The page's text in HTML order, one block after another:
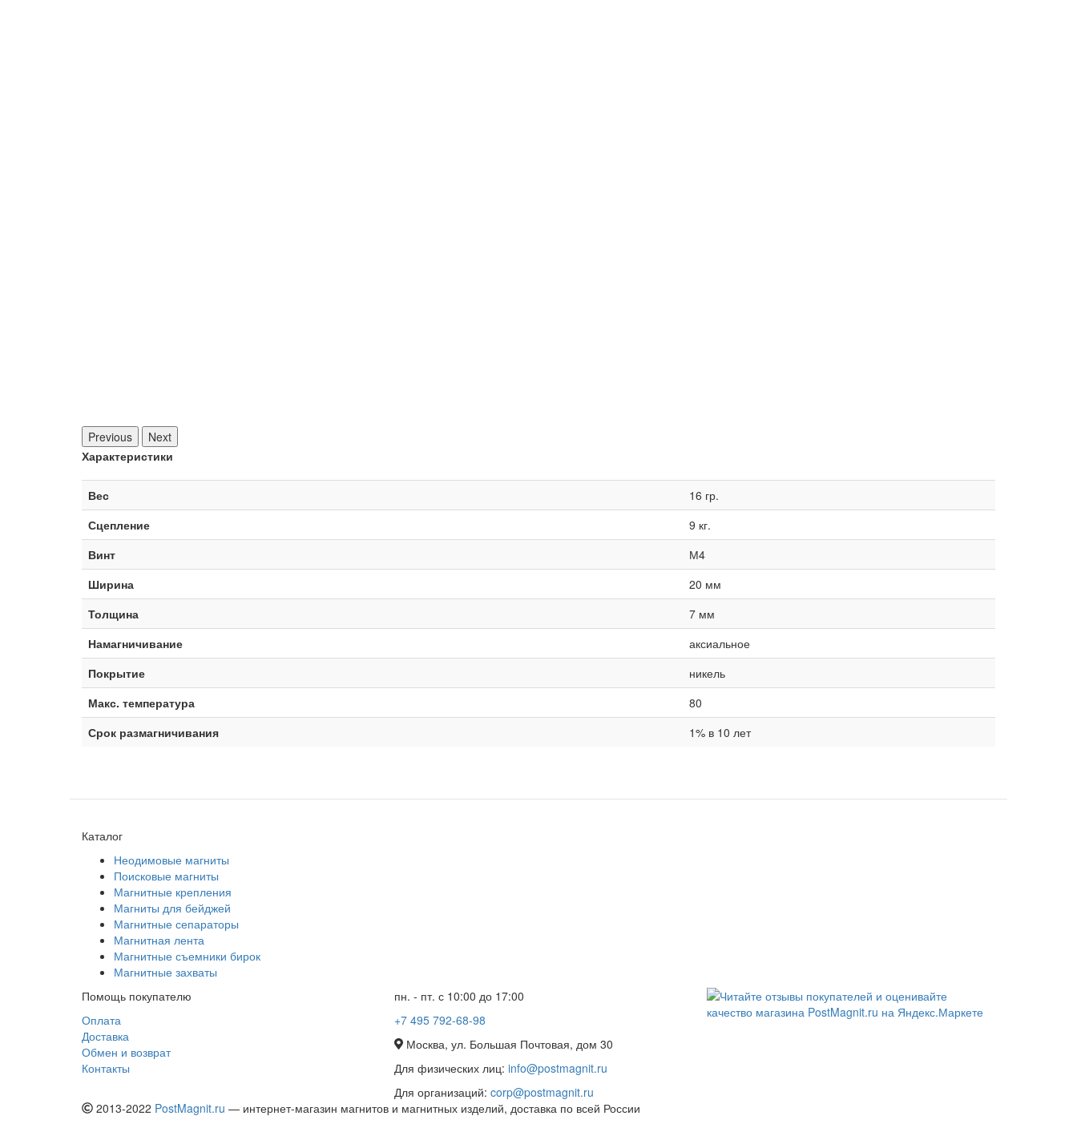
Previous Next
Характеристики
Вес
16 гр.
Сцепление
9 кг.
Винт
М4
Ширина
20 мм
Толщина
7 мм
Намагничивание
аксиальное
Покрытие
никель
Макс. температура
80
Срок размагничивания
1% в 10 лет
Каталог
Неодимовые магниты
Поисковые магниты
Магнитные крепления
Магниты для бейджей
Магнитные сепараторы
Магнитная лента
Магнитные съемники бирок
Магнитные захваты
Помощь покупателю
Оплата
Доставка
Обмен и возврат
Контакты
пн. - пт. с 10:00 до 17:00
+7 495 792-68-98
Москва, ул. Большая Почтовая, дом 30
Для физических лиц: info@postmagnit.ru
Для организаций: corp@postmagnit.ru
2013-2022 PostMagnit.ru — интернет-магазин магнитов и магнитных изделий, доставка по всей России